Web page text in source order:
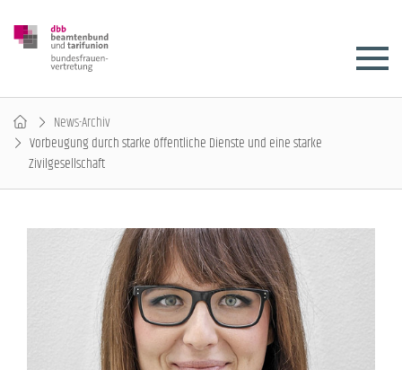
News-Archiv
Vorbeugung durch starke öffentliche Dienste und eine starke
Zivilgesellschaft